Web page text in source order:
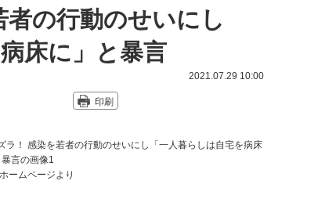
の行動のせいにし
床に」と暴言
2021.07.29 10:00
印刷
ームページより